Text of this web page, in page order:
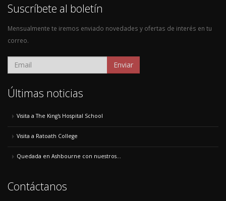
Suscríbete al boletín
Mensualmente te iremos enviado novedades y ofertas de interés en tu
correo.
Enviar
Últimas noticias
Visita a The King's Hospital School
Visita a Ratoath College
Quedada en Ashbourne con nuestros...
Contáctanos